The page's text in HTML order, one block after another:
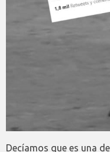
Decíamos que es una